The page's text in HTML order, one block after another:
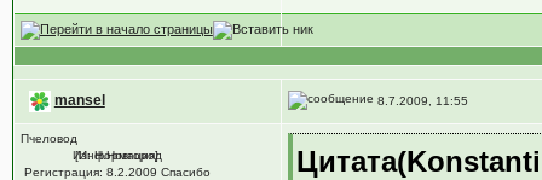
mansel 8.7.2009, 11:55
Пчеловод
[Информация]
Из: Н.Новгород
Регистрация: 8.2.2009 Спасибо